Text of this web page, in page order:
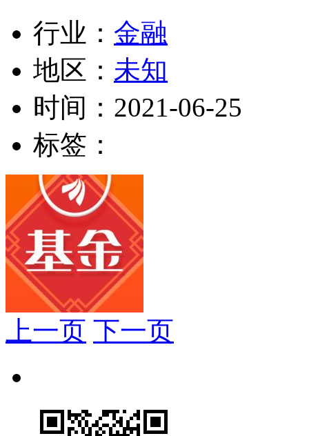
行业： 金融
地区： 未知
时间： 2021-06-25
标签：
上一页 下一页